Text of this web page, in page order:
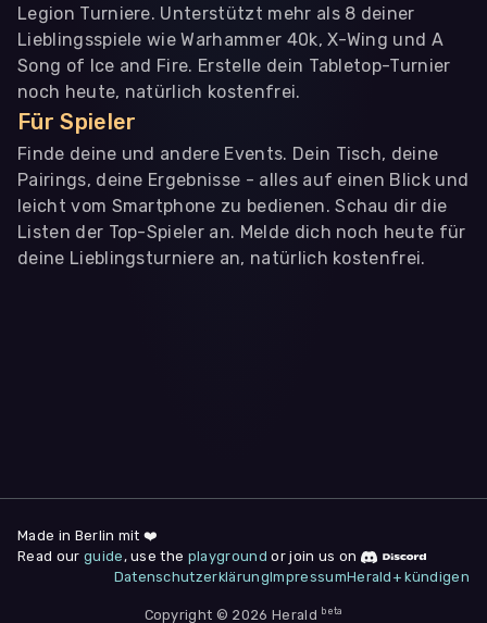
Legion Turniere. Unterstützt mehr als 8 deiner
Lieblingsspiele wie Warhammer 40k, X-Wing und A
Song of Ice and Fire. Erstelle dein Tabletop-Turnier
noch heute, natürlich kostenfrei.
Für Spieler
Finde deine und andere Events. Dein Tisch, deine
Pairings, deine Ergebnisse - alles auf einen Blick und
leicht vom Smartphone zu bedienen. Schau dir die
Listen der Top-Spieler an. Melde dich noch heute für
deine Lieblingsturniere an, natürlich kostenfrei.
deine Zustimmung jederzeit unter "
am Seitenende widerrufen.
Nur notwendige
Made in Berlin mit ❤️
Read our guide , use the playground or join us on
DatenschutzerklärungImpressumHerald+ kündigen
Copyright © 2026 Herald beta